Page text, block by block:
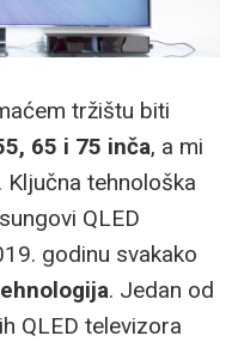
tržištu biti
65 i 75 inča, a mi
tehnološka
QLED
godinu svakako
. Jedan od
QLED televizora